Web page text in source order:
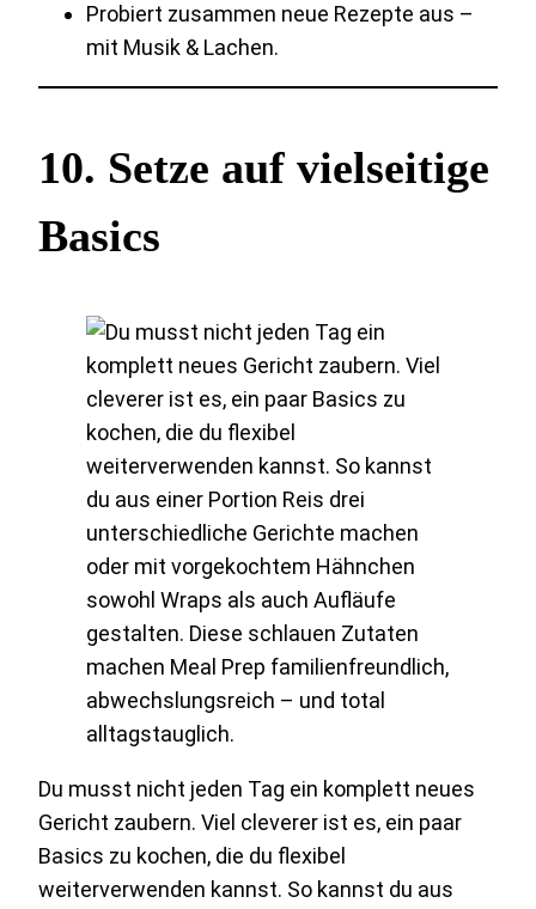
Probiert zusammen neue Rezepte aus –
mit Musik & Lachen.
10. Setze auf vielseitige
Basics
Du musst nicht jeden Tag ein komplett neues
Gericht zaubern. Viel cleverer ist es, ein paar
Basics zu kochen, die du flexibel
weiterverwenden kannst. So kannst du aus